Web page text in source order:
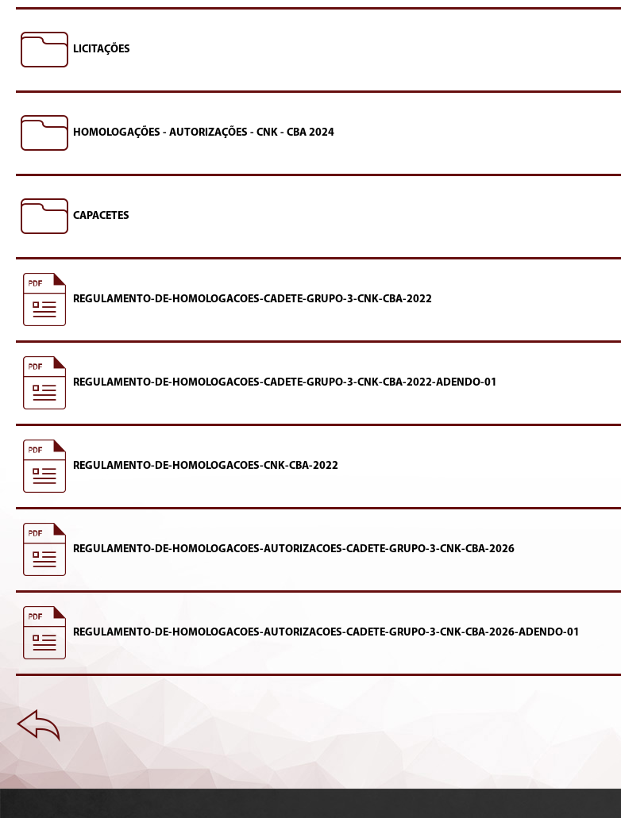
LICITAÇÕES
HOMOLOGAÇÕES - AUTORIZAÇÕES - CNK - CBA 2024
CAPACETES
REGULAMENTO-DE-HOMOLOGACOES-CADETE-GRUPO-3-CNK-CBA-2022
REGULAMENTO-DE-HOMOLOGACOES-CADETE-GRUPO-3-CNK-CBA-2022-ADENDO-01
REGULAMENTO-DE-HOMOLOGACOES-CNK-CBA-2022
REGULAMENTO-DE-HOMOLOGACOES-AUTORIZACOES-CADETE-GRUPO-3-CNK-CBA-2026
REGULAMENTO-DE-HOMOLOGACOES-AUTORIZACOES-CADETE-GRUPO-3-CNK-CBA-2026-ADENDO-01